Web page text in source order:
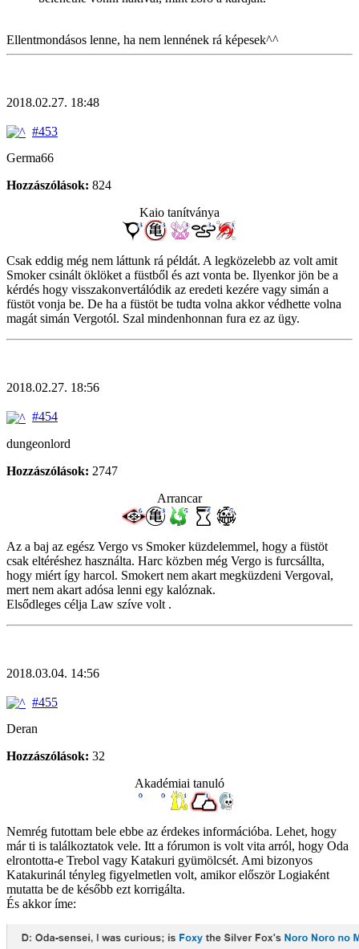
Ellentmondásos lenne, ha nem lennének rá képesek^^
2018.02.27. 18:48
#453
Germa66
Hozzászólások: 824
Kaio tanítványa
Csak eddig még nem láttunk rá példát. A legközelebb az volt amit
Smoker csinált öklöket a füstből és azt vonta be. Ilyenkor jön be a
kérdés hogy visszakonvertálódik az eredeti kezére vagy simán a
füstöt vonja be. De ha a füstöt be tudta volna akkor védhette volna
magát simán Vergotól. Szal mindenhonnan fura ez az ügy.
2018.02.27. 18:56
#454
dungeonlord
Hozzászólások: 2747
Arrancar
Az a baj az egész Vergo vs Smoker küzdelemmel, hogy a füstöt
csak eltéréshez használta. Harc közben még Vergo is furcsállta,
hogy miért így harcol. Smokert nem akart megküzdeni Vergoval,
mert nem akart adósa lenni egy kalóznak.
Elsődleges célja Law szíve volt .
2018.03.04. 14:56
#455
Deran
Hozzászólások: 32
Akadémiai tanuló
Nemrég futottam bele ebbe az érdekes információba. Lehet, hogy
már ti is találkoztatok vele. Itt a fórumon is volt vita arról, hogy Oda
elrontotta-e Trebol vagy Katakuri gyümölcsét. Ami bizonyos
Katakurinál tényleg figyelmetlen volt, amikor először Logiaként
mutatta be de később ezt korrigálta.
És akkor íme: